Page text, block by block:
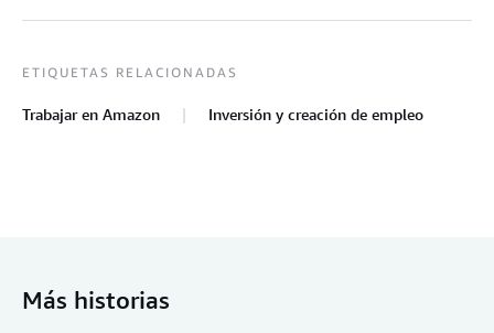
ETIQUETAS RELACIONADAS
Trabajar en Amazon Inversión y creación de empleo
Más historias